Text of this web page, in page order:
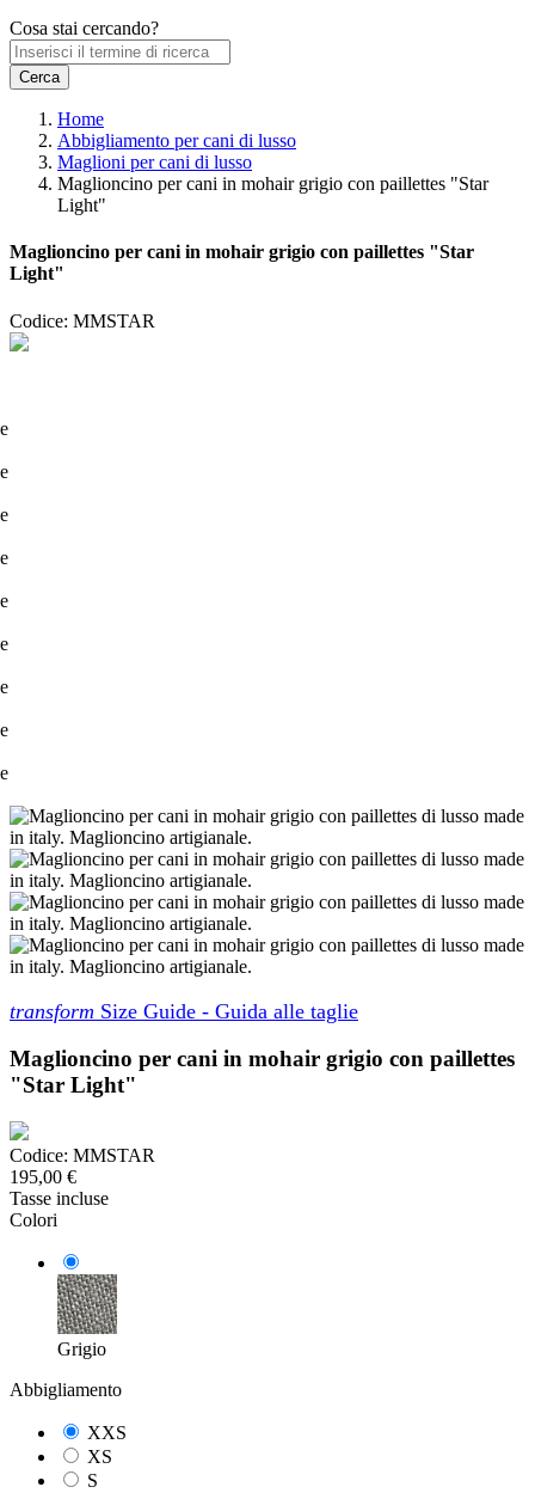
Cosa stai cercando?
Home
Abbigliamento per cani di lusso
Maglioni per cani di lusso
Maglioncino per cani in mohair grigio con paillettes "Star
Light"
Maglioncino per cani in mohair grigio con paillettes "Star
Light"
Codice: MMSTAR
transform Size Guide - Guida alle taglie
Maglioncino per cani in mohair grigio con paillettes
"Star Light"
Codice: MMSTAR
195,00 €
Tasse incluse
Colori
Grigio
Abbigliamento
XXS
XS
S